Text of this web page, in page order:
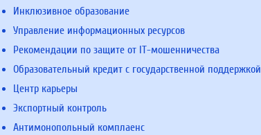
Инклюзивное образование
Управление информационных ресурсов
Рекомендации по защите от IT-мошенничества
Образовательный кредит с государственной поддержкой
Центр карьеры
Экспортный контроль
Антимонопольный комплаенс